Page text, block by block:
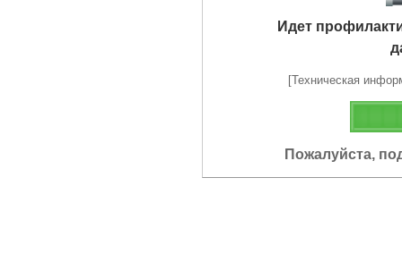
Идет
[Техническая
Пожалуйста,